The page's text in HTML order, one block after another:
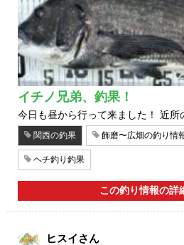
イチノ兄弟、釣果！
今日も昼から行って来ました！ 近所
関西の釣果 飾磨〜広畑の釣り情
ヘチ釣り釣果
この釣り情報の詳
ヒスイさん